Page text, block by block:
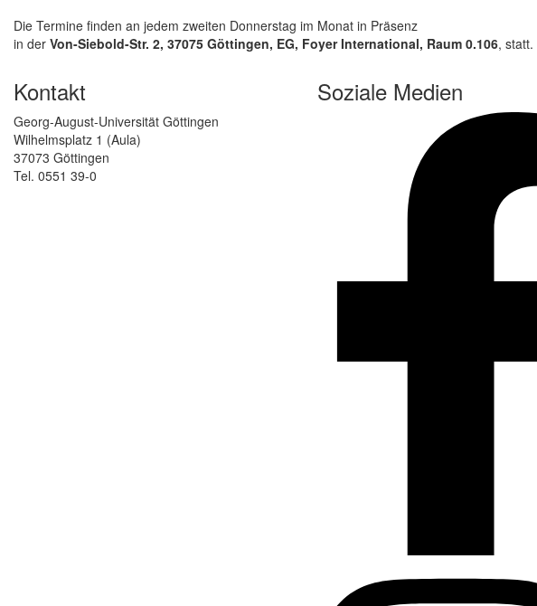
Die Termine finden an jedem zweiten Donnerstag im Monat in Präsenz
in der Von-Siebold-Str. 2, 37075 Göttingen, EG, Foyer International, Raum 0.106, statt.
Kontakt
Georg-August-Universität Göttingen
Wilhelmsplatz 1 (Aula)
37073 Göttingen
Tel. 0551 39-0
Soziale Medien